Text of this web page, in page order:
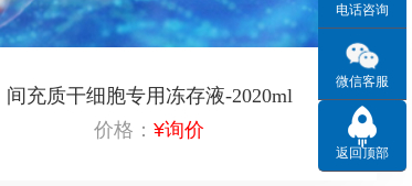
间充质干细胞专用冻存液-2020ml
价格：¥询价
电话咨询
微信客服
返回顶部